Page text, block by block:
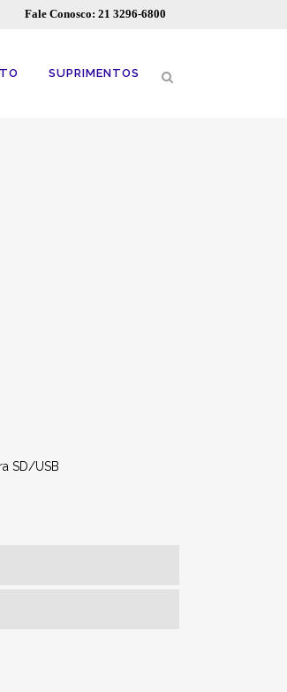
Fale Conosco: 21 3296-6800
SUPRIMENTOS
SD/USB